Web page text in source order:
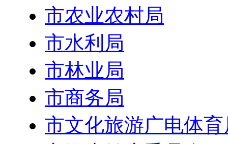
市农业农村局
市水利局
市林业局
市商务局
市文化旅游广电体育